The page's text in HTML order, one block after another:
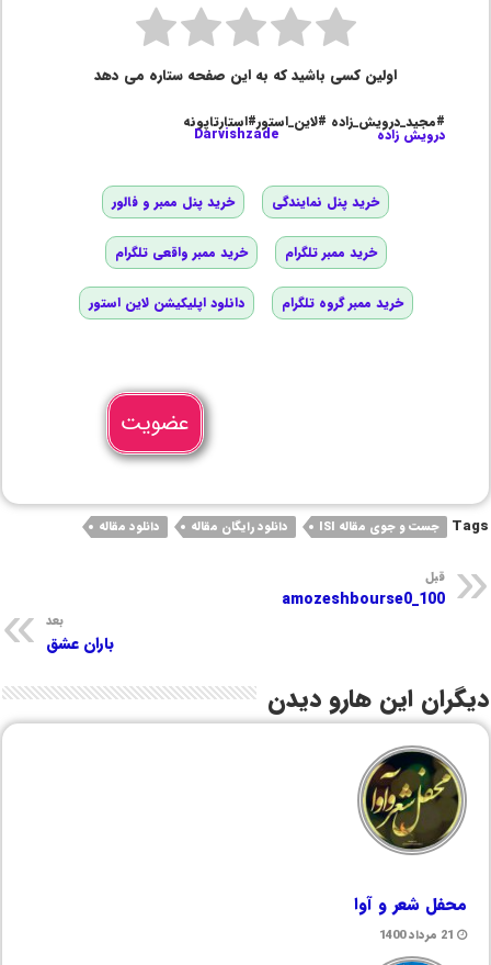
اولین کسی باشید که به این صفحه ستاره می دهد
#مجید_درویش_زاده #لاین_استور#استارتاپونه
درویش زاده Darvishzade
خرید پنل نمایندگی خرید پنل ممبر و فالور
خرید ممبر تلگرام خرید ممبر واقعی تلگرام
خرید ممبر گروه تلگرام دانلود اپلیکیشن لاین استور
عضویت
Tags جست و جوی مقاله ISI دانلود رایگان مقاله دانلود مقاله
قبل
amozeshbourse0_100
بعد
باران عشق
دیگران این هارو دیدن
محفل شعر و آوا
21 مرداد 1400